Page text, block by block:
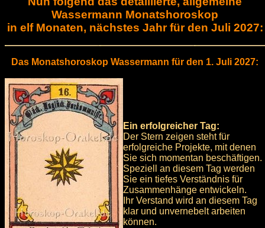
Wassermann Monatshoroskop
in elf Monaten, nächstes Jahr für den Juli 2027:
Das Monatshoroskop Wassermann für den 1. Juli 2027:
Ein erfolgreicher Tag:
Der Stern zeigen steht für
erfolgreiche Projekte, mit denen
Sie sich momentan beschäftigen.
Speziell an diesem Tag werden
Sie ein tiefes Verständnis für
Zusammenhänge entwickeln.
Ihr Verstand wird an diesem Tag
klar und unvernebelt arbeiten
können.